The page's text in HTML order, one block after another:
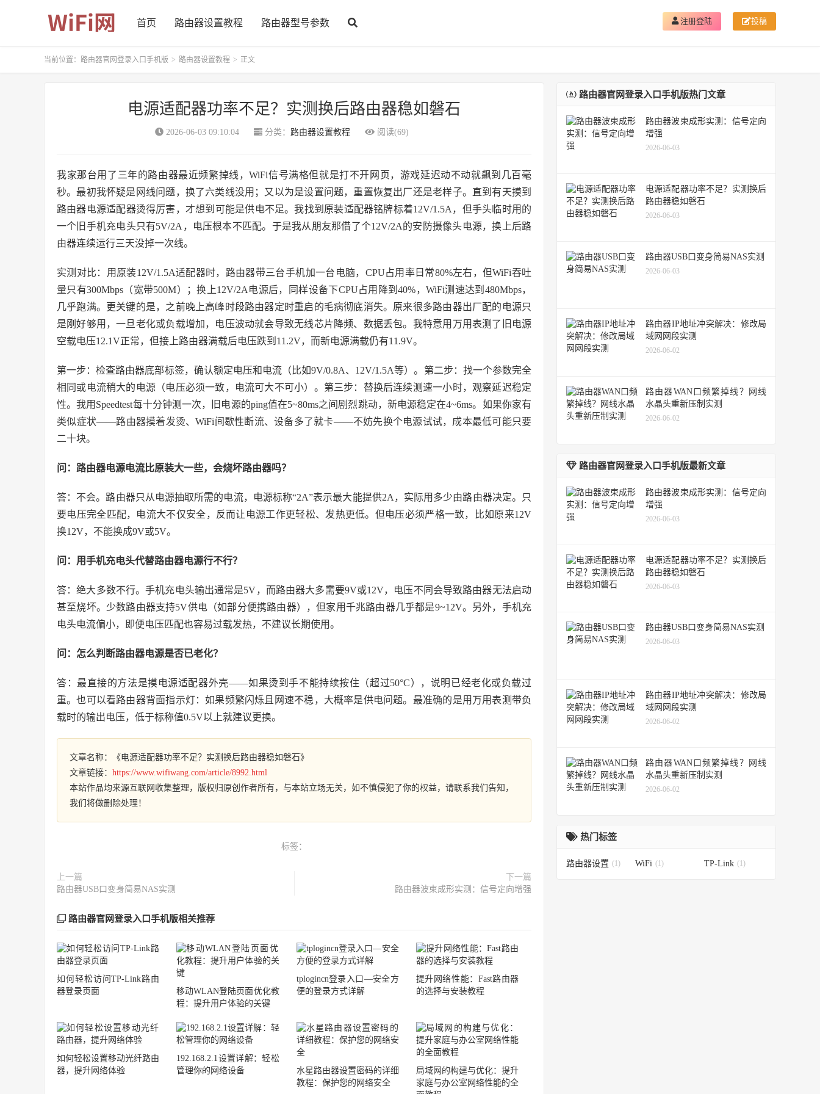
首页 路由器设置教程 路由器型号参数 注册登陆 投稿
当前位置： 路由器官网登录入口手机版 > 路由器设置教程 > 正文
电源适配器功率不足？实测换后路由器稳如磐石
2026-06-03 09:10:04 分类： 路由器设置教程 阅读(69)
我家那台用了三年的路由器最近频繁掉线，WiFi信号满格但就是打不开网页，游戏延迟动不动就飙到几百毫
秒。最初我怀疑是网线问题，换了六类线没用；又以为是设置问题，重置恢复出厂还是老样子。直到有天摸到
路由器电源适配器烫得厉害，才想到可能是供电不足。我找到原装适配器铭牌标着12V/1.5A，但手头临时用的
一个旧手机充电头只有5V/2A，电压根本不匹配。于是我从朋友那借了个12V/2A的安防摄像头电源，换上后路
由器连续运行三天没掉一次线。
实测对比：用原装12V/1.5A适配器时，路由器带三台手机加一台电脑，CPU占用率日常80%左右，但WiFi吞吐
量只有300Mbps（宽带500M）；换上12V/2A电源后，同样设备下CPU占用降到40%，WiFi测速达到480Mbps，
几乎跑满。更关键的是，之前晚上高峰时段路由器定时重启的毛病彻底消失。原来很多路由器出厂配的电源只
是刚好够用，一旦老化或负载增加，电压波动就会导致无线芯片降频、数据丢包。我特意用万用表测了旧电源
空载电压12.1V正常，但接上路由器满载后电压跌到11.2V，而新电源满载仍有11.9V。
第一步：检查路由器底部标签，确认额定电压和电流（比如9V/0.8A、12V/1.5A等）。第二步：找一个参数完全
相同或电流稍大的电源（电压必须一致，电流可大不可小）。第三步：替换后连续测速一小时，观察延迟稳定
性。我用Speedtest每十分钟测一次，旧电源的ping值在5~80ms之间剧烈跳动，新电源稳定在4~6ms。如果你家有
类似症状——路由器摸着发烫、WiFi间歇性断流、设备多了就卡——不妨先换个电源试试，成本最低可能只要
二十块。
问：路由器电源电流比原装大一些，会烧坏路由器吗？
答：不会。路由器只从电源抽取所需的电流，电源标称“2A”表示最大能提供2A，实际用多少由路由器决定。只
要电压完全匹配，电流大不仅安全，反而让电源工作更轻松、发热更低。但电压必须严格一致，比如原来12V
换12V，不能换成9V或5V。
问：用手机充电头代替路由器电源行不行？
答：绝大多数不行。手机充电头输出通常是5V，而路由器大多需要9V或12V，电压不同会导致路由器无法启动
甚至烧坏。少数路由器支持5V供电（如部分便携路由器），但家用千兆路由器几乎都是9~12V。另外，手机充
电头电流偏小，即便电压匹配也容易过载发热，不建议长期使用。
问：怎么判断路由器电源是否已老化？
答：最直接的方法是摸电源适配器外壳——如果烫到手不能持续按住（超过50°C），说明已经老化或负载过
重。也可以看路由器背面指示灯：如果频繁闪烁且网速不稳，大概率是供电问题。最准确的是用万用表测带负
载时的输出电压，低于标称值0.5V以上就建议更换。
文章名称：《电源适配器功率不足？实测换后路由器稳如磐石》
文章链接： https://www.wifiwang.com/article/8992.html
本站作品均来源互联网收集整理，版权归原创作者所有，与本站立场无关，如不慎侵犯了你的权益，请联系我们告知，
我们将做删除处理！
标签：
上一篇
路由器USB口变身简易NAS实测
下一篇
路由器波束成形实测：信号定向增强
路由器官网登录入口手机版相关推荐
如何轻松访问TP-Link路由
器登录页面
移动WLAN登陆页面优化教
程：提升用户体验的关键
tplogincn登录入口—安全方
便的登录方式详解
提升网络性能：Fast路由器
的选择与安装教程
如何轻松设置移动光纤路由
器，提升网络体验
192.168.2.1设置详解：轻松
管理你的网络设备
水星路由器设置密码的详细
教程：保护您的网络安全
局域网的构建与优化：提升
家庭与办公室网络性能的全
路由器官网登录入口手机版热门文章
路由器波束成形实测：信号定向
增强
2026-06-03
电源适配器功率不足？实测换后
路由器稳如磐石
2026-06-03
路由器USB口变身简易NAS实测
2026-06-03
路由器IP地址冲突解决：修改局
域网网段实测
2026-06-02
路由器WAN口频繁掉线？网线
水晶头重新压制实测
2026-06-02
路由器官网登录入口手机版最新文章
路由器波束成形实测：信号定向
增强
2026-06-03
电源适配器功率不足？实测换后
路由器稳如磐石
2026-06-03
路由器USB口变身简易NAS实测
2026-06-03
路由器IP地址冲突解决：修改局
域网网段实测
2026-06-02
路由器WAN口频繁掉线？网线
水晶头重新压制实测
2026-06-02
热门标签
路由器设置 (1) WiFi (1) TP-Link (1)